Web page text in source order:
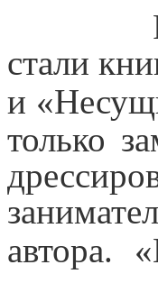
стали
и
только
автора.